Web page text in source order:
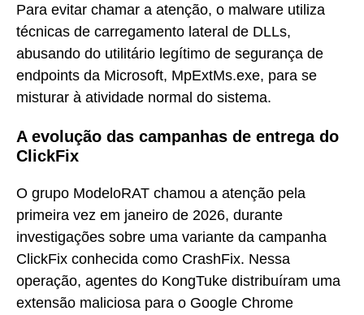
Para evitar chamar a atenção, o malware utiliza
técnicas de carregamento lateral de DLLs,
abusando do utilitário legítimo de segurança de
endpoints da Microsoft, MpExtMs.exe, para se
misturar à atividade normal do sistema.
A evolução das campanhas de entrega do
ClickFix
O grupo ModeloRAT chamou a atenção pela
primeira vez em janeiro de 2026, durante
investigações sobre uma variante da campanha
ClickFix conhecida como CrashFix. Nessa
operação, agentes do KongTuke distribuíram uma
extensão maliciosa para o Google Chrome